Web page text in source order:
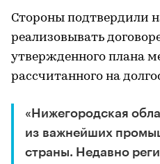
Стороны подтвердили
реализовывать
утвержденного плана
рассчитанного на
«Нижегородская
из важнейших
страны. Недавно